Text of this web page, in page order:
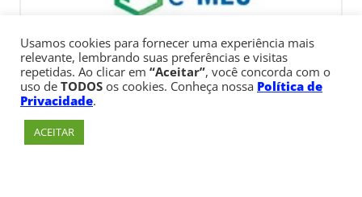
Usamos cookies para fornecer uma experiência mais
relevante, lembrando suas preferências e visitas
repetidas. Ao clicar em “Aceitar”, você concorda com o
uso de TODOS os cookies. Conheça nossa Política de
Privacidade.
ACEITAR